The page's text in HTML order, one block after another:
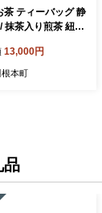
茶 ティーバッグ 静
抹茶入り煎茶 紐付
13,000円
本町
品